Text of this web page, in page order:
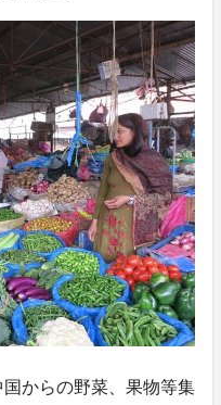
からの野菜、果物等集